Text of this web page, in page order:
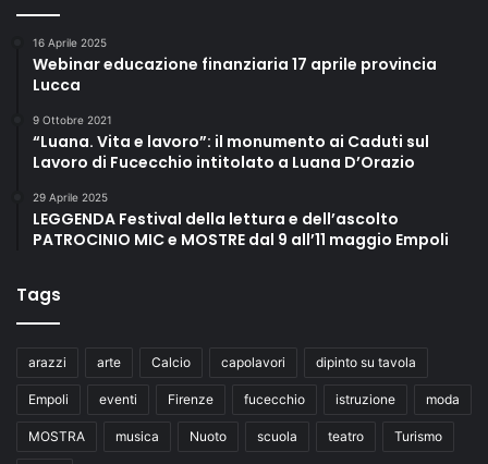
16 Aprile 2025
Webinar educazione finanziaria 17 aprile provincia
Lucca
9 Ottobre 2021
“Luana. Vita e lavoro”: il monumento ai Caduti sul
Lavoro di Fucecchio intitolato a Luana D’Orazio
29 Aprile 2025
LEGGENDA Festival della lettura e dell’ascolto
PATROCINIO MIC e MOSTRE dal 9 all’11 maggio Empoli
Tags
arazzi arte Calcio capolavori dipinto su tavola
Empoli eventi Firenze fucecchio istruzione moda
MOSTRA musica Nuoto scuola teatro Turismo